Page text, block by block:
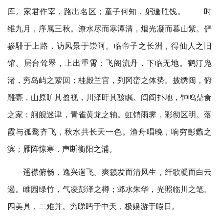
畅，逸兴遄飞。爽籁发而清风生，纤歌凝而白云遏。睢园绿竹，气
于中天，极娱游于暇日。天高地迥，觉宇宙之无穷；兴尽悲来，识
盈虚之有数。望长安于日下，指吴会于云间。地势极而南溟深，天
客。怀帝阍而不见，奉宣室以何年？嗟乎！时运不济，命运多舛。
冯唐易老，李广难封。屈贾谊于长沙，非无圣主；窜梁鸿于海曲，
岂乏明时。所赖君子安贫，达人知命。老当益壮，宁移白首之心？
赊，扶摇可接；东隅已逝，桑榆非晚。孟尝高洁，空怀报国之心；
阮藉猖狂，岂效穷途之哭！勃，三尺微命，一介书生。无路请缨，
于万里。非谢家之宝树，接孟氏之芳邻。他日趋庭，叨陪鲤对；今
以何惭？鸣呼！胜地不常，盛筵难再。兰亭已矣，梓泽丘墟。临别
赠言，幸承恩于伟饯；登高作赋，是所望于群公。敢竭鄙诚，恭疏
短引。一言均赋，四韵俱成。请洒潘江，各倾陆海云尔：滕王高阁
库。家君作宰，路出名区；童子何知，躬逢胜饯。 时
维九月，序属三秋。潦水尽而寒潭清，烟光凝而暮山紫。俨
骖騑于上路，访风景于崇阿。临帝子之长洲，得仙人之旧
馆。层台耸翠，上出重霄；飞阁流丹，下临无地。鹤汀凫
渚，穷岛屿之萦回；桂殿兰宫，列冈峦之体势。披绣闼，俯
雕甍，山原旷其盈视，川泽盱其骇瞩。闾阎扑地，钟鸣鼎食
之家；舸舰迷津，青雀黄龙之轴。虹销雨霁，彩彻区明。落
霞与孤鹜齐飞，秋水共长天一色。渔舟唱晚，响穷彭蠡之
滨；雁阵惊寒，声断衡阳之浦。
遥襟俯畅，逸兴遄飞。爽籁发而清风生，纤歌凝而白云
遏。睢园绿竹，气凌彭泽之樽；邺水朱华，光照临川之笔。
四美具，二难并。穷睇眄于中天，极娱游于暇日。